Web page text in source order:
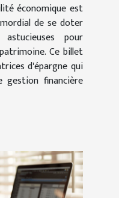
économique est
de se doter
pour
Ce billet
d'épargne qui
financière